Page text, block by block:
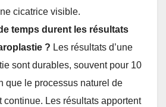
cicatrice visible.
temps durent les résultats
? Les résultats d’une
sont durables, souvent pour 10
que le processus naturel de
continue. Les résultats apportent